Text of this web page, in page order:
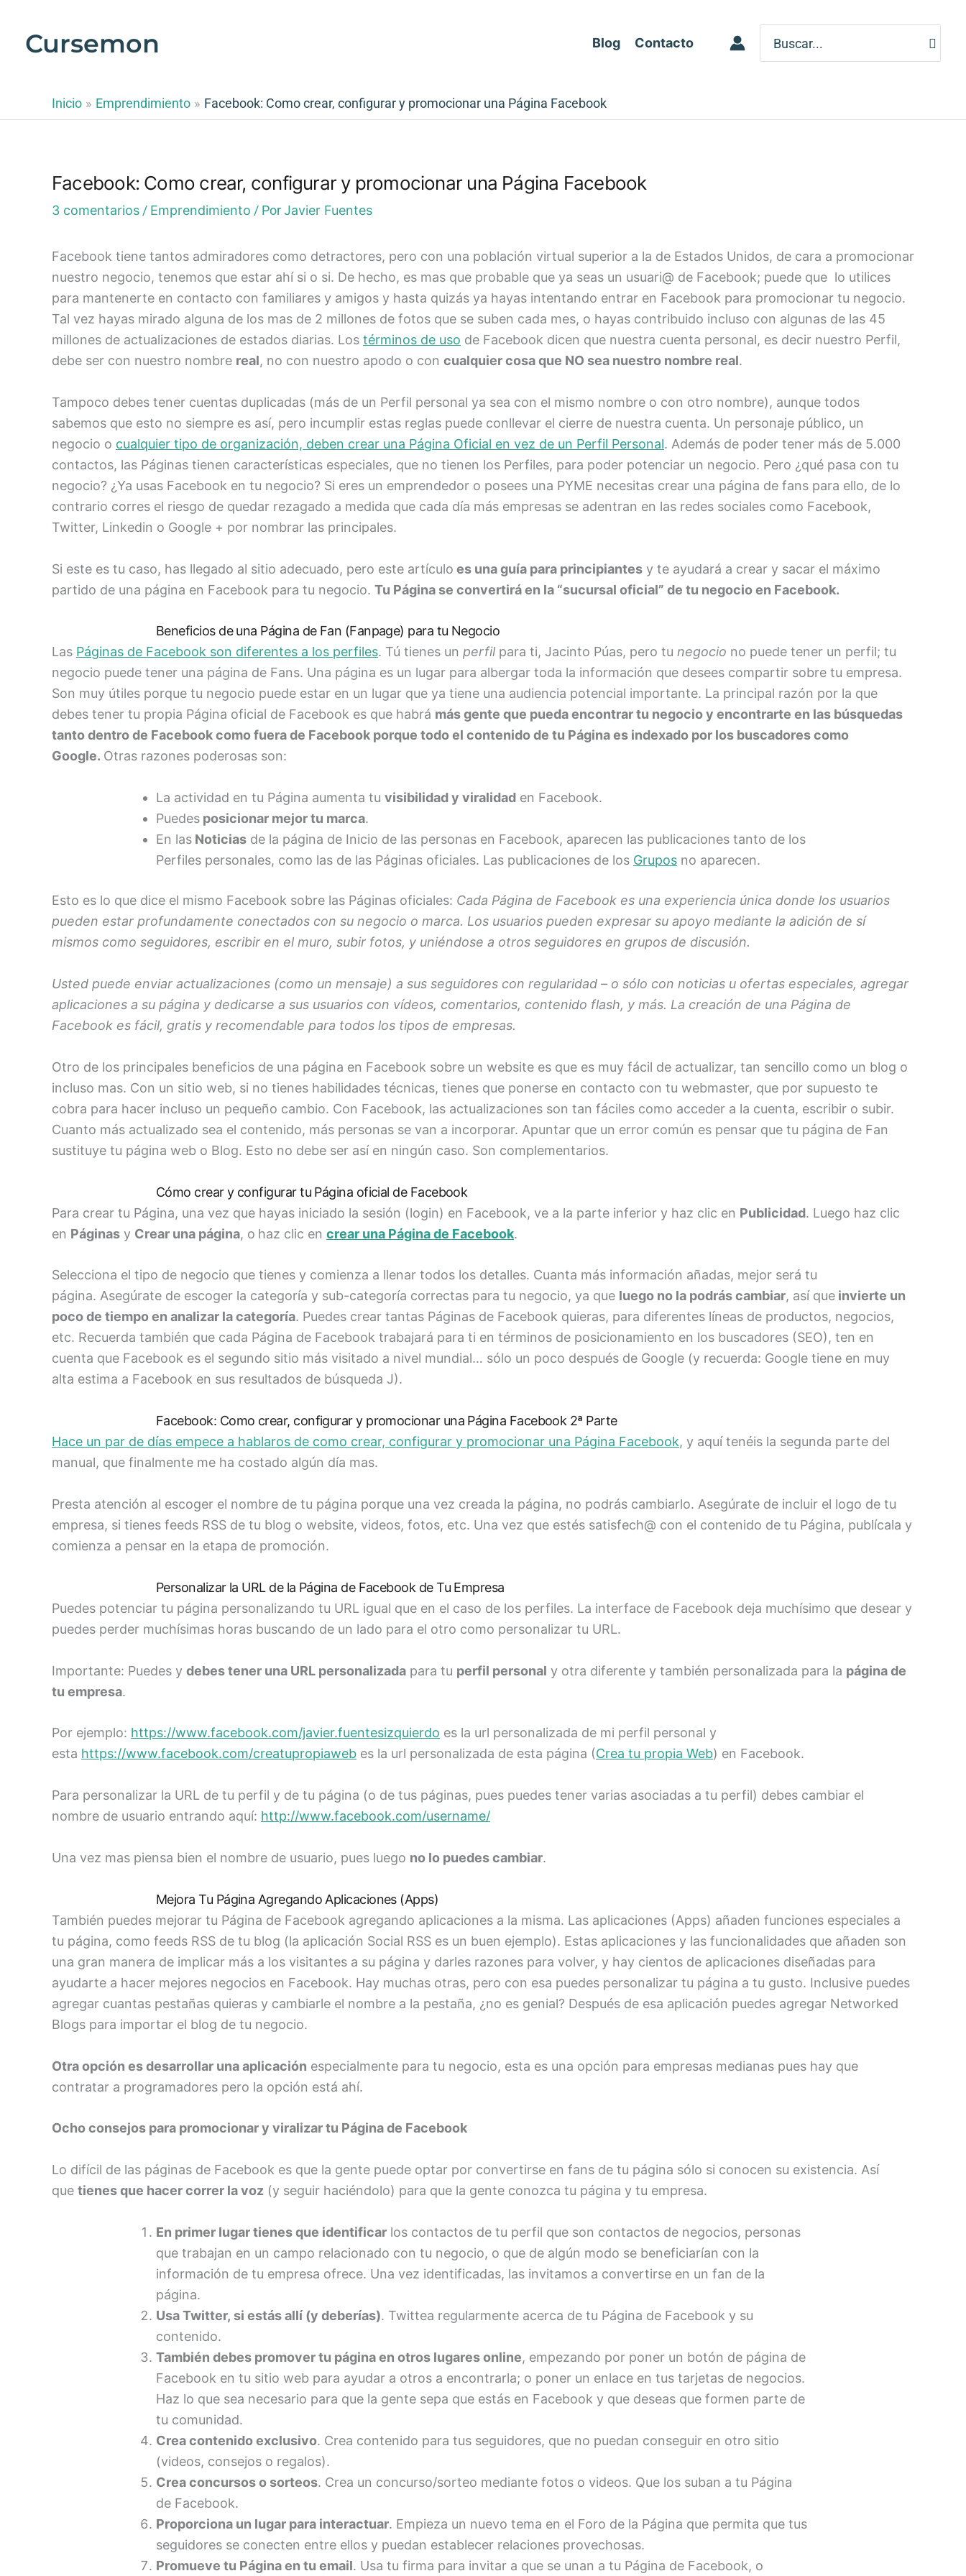
contenido
Cursemon Blog Contacto
for:
Inicio Emprendimiento Facebook: Como crear, configurar y promocionar una Página Facebook
Facebook: Como crear, configurar y promocionar una Página Facebook
3 comentarios / Emprendimiento / PorJavier Fuentes
Facebook tiene tantos admiradores como detractores, pero con una población virtual superior a la de Estados Unidos, de cara a promocionar
nuestro negocio, tenemos que estar ahí si o si. De hecho, es mas que probable que ya seas un usuari@ de Facebook; puede que lo utilices
para mantenerte en contacto con familiares y amigos y hasta quizás ya hayas intentando entrar en Facebook para promocionar tu negocio.
Tal vez hayas mirado alguna de los mas de 2 millones de fotos que se suben cada mes, o hayas contribuido incluso con algunas de las 45
millones de actualizaciones de estados diarias. Los términos de uso de Facebook dicen que nuestra cuenta personal, es decir nuestro Perfil,
debe ser con nuestro nombre real, no con nuestro apodo o con cualquier cosa que NO sea nuestro nombre real.
Tampoco debes tener cuentas duplicadas (más de un Perfil personal ya sea con el mismo nombre o con otro nombre), aunque todos
sabemos que esto no siempre es así, pero incumplir estas reglas puede conllevar el cierre de nuestra cuenta. Un personaje público, un
negocio o cualquier tipo de organización, deben crear una Página Oficial en vez de un Perfil Personal. Además de poder tener más de 5.000
contactos, las Páginas tienen características especiales, que no tienen los Perfiles, para poder potenciar un negocio. Pero ¿qué pasa con tu
negocio? ¿Ya usas Facebook en tu negocio? Si eres un emprendedor o posees una PYME necesitas crear una página de fans para ello, de lo
contrario corres el riesgo de quedar rezagado a medida que cada día más empresas se adentran en las redes sociales como Facebook,
Twitter, Linkedin o Google + por nombrar las principales.
Si este es tu caso, has llegado al sitio adecuado, pero este artículo es una guía para principiantes y te ayudará a crear y sacar el máximo
partido de una página en Facebook para tu negocio. Tu Página se convertirá en la “sucursal oficial” de tu negocio en Facebook.
Beneficios de una Página de Fan (Fanpage) para tu Negocio
Las Páginas de Facebook son diferentes a los perfiles. Tú tienes un perfil para ti, Jacinto Púas, pero tu negocio no puede tener un perfil; tu
negocio puede tener una página de Fans. Una página es un lugar para albergar toda la información que desees compartir sobre tu empresa.
Son muy útiles porque tu negocio puede estar en un lugar que ya tiene una audiencia potencial importante. La principal razón por la que
debes tener tu propia Página oficial de Facebook es que habrá más gente que pueda encontrar tu negocio y encontrarte en las búsquedas
tanto dentro de Facebook como fuera de Facebook porque todo el contenido de tu Página es indexado por los buscadores como
Google. Otras razones poderosas son:
La actividad en tu Página aumenta tu visibilidad y viralidad en Facebook.
Puedes posicionar mejor tu marca.
En las Noticias de la página de Inicio de las personas en Facebook, aparecen las publicaciones tanto de los
Perfiles personales, como las de las Páginas oficiales. Las publicaciones de los Grupos no aparecen.
Esto es lo que dice el mismo Facebook sobre las Páginas oficiales: Cada Página de Facebook es una experiencia única donde los usuarios
pueden estar profundamente conectados con su negocio o marca. Los usuarios pueden expresar su apoyo mediante la adición de sí
mismos como seguidores, escribir en el muro, subir fotos, y uniéndose a otros seguidores en grupos de discusión.
Usted puede enviar actualizaciones (como un mensaje) a sus seguidores con regularidad – o sólo con noticias u ofertas especiales, agregar
aplicaciones a su página y dedicarse a sus usuarios con vídeos, comentarios, contenido flash, y más. La creación de una Página de
Facebook es fácil, gratis y recomendable para todos los tipos de empresas.
Otro de los principales beneficios de una página en Facebook sobre un website es que es muy fácil de actualizar, tan sencillo como un blog o
incluso mas. Con un sitio web, si no tienes habilidades técnicas, tienes que ponerse en contacto con tu webmaster, que por supuesto te
cobra para hacer incluso un pequeño cambio. Con Facebook, las actualizaciones son tan fáciles como acceder a la cuenta, escribir o subir.
Cuanto más actualizado sea el contenido, más personas se van a incorporar. Apuntar que un error común es pensar que tu página de Fan
sustituye tu página web o Blog. Esto no debe ser así en ningún caso. Son complementarios.
Cómo crear y configurar tu Página oficial de Facebook
Para crear tu Página, una vez que hayas iniciado la sesión (login) en Facebook, ve a la parte inferior y haz clic en Publicidad. Luego haz clic
en Páginas y Crear una página, o haz clic en crear una Página de Facebook.
Selecciona el tipo de negocio que tienes y comienza a llenar todos los detalles. Cuanta más información añadas, mejor será tu
página. Asegúrate de escoger la categoría y sub-categoría correctas para tu negocio, ya que luego no la podrás cambiar, así que invierte un
poco de tiempo en analizar la categoría. Puedes crear tantas Páginas de Facebook quieras, para diferentes líneas de productos, negocios,
etc. Recuerda también que cada Página de Facebook trabajará para ti en términos de posicionamiento en los buscadores (SEO), ten en
cuenta que Facebook es el segundo sitio más visitado a nivel mundial… sólo un poco después de Google (y recuerda: Google tiene en muy
alta estima a Facebook en sus resultados de búsqueda J).
Facebook: Como crear, configurar y promocionar una Página Facebook 2ª Parte
Hace un par de días empece a hablaros de como crear, configurar y promocionar una Página Facebook, y aquí tenéis la segunda parte del
manual, que finalmente me ha costado algún día mas.
Presta atención al escoger el nombre de tu página porque una vez creada la página, no podrás cambiarlo. Asegúrate de incluir el logo de tu
empresa, si tienes feeds RSS de tu blog o website, videos, fotos, etc. Una vez que estés satisfech@ con el contenido de tu Página, publícala y
comienza a pensar en la etapa de promoción.
Personalizar la URL de la Página de Facebook de Tu Empresa
Puedes potenciar tu página personalizando tu URL igual que en el caso de los perfiles. La interface de Facebook deja muchísimo que desear y
puedes perder muchísimas horas buscando de un lado para el otro como personalizar tu URL.
Importante: Puedes y debes tener una URL personalizada para tu perfil personal y otra diferente y también personalizada para la página de
tu empresa.
Por ejemplo: https://www.facebook.com/javier.fuentesizquierdo es la url personalizada de mi perfil personal y
esta https://www.facebook.com/creatupropiaweb es la url personalizada de esta página (Crea tu propia Web) en Facebook.
Para personalizar la URL de tu perfil y de tu página (o de tus páginas, pues puedes tener varias asociadas a tu perfil) debes cambiar el
nombre de usuario entrando aquí: http://www.facebook.com/username/
Una vez mas piensa bien el nombre de usuario, pues luego no lo puedes cambiar.
Mejora Tu Página Agregando Aplicaciones (Apps)
También puedes mejorar tu Página de Facebook agregando aplicaciones a la misma. Las aplicaciones (Apps) añaden funciones especiales a
tu página, como feeds RSS de tu blog (la aplicación Social RSS es un buen ejemplo). Estas aplicaciones y las funcionalidades que añaden son
una gran manera de implicar más a los visitantes a su página y darles razones para volver, y hay cientos de aplicaciones diseñadas para
ayudarte a hacer mejores negocios en Facebook. Hay muchas otras, pero con esa puedes personalizar tu página a tu gusto. Inclusive puedes
agregar cuantas pestañas quieras y cambiarle el nombre a la pestaña, ¿no es genial? Después de esa aplicación puedes agregar Networked
Blogs para importar el blog de tu negocio.
Otra opción es desarrollar una aplicación especialmente para tu negocio, esta es una opción para empresas medianas pues hay que
contratar a programadores pero la opción está ahí.
Ocho consejos para promocionar y viralizar tu Página de Facebook
Lo difícil de las páginas de Facebook es que la gente puede optar por convertirse en fans de tu página sólo si conocen su existencia. Así
que tienes que hacer correr la voz (y seguir haciéndolo) para que la gente conozca tu página y tu empresa.
En primer lugar tienes que identificar los contactos de tu perfil que son contactos de negocios, personas
que trabajan en un campo relacionado con tu negocio, o que de algún modo se beneficiarían con la
información de tu empresa ofrece. Una vez identificadas, las invitamos a convertirse en un fan de la
página.
Usa Twitter, si estás allí (y deberías). Twittea regularmente acerca de tu Página de Facebook y su
contenido.
También debes promover tu página en otros lugares online, empezando por poner un botón de página de
Facebook en tu sitio web para ayudar a otros a encontrarla; o poner un enlace en tus tarjetas de negocios.
Haz lo que sea necesario para que la gente sepa que estás en Facebook y que deseas que formen parte de
tu comunidad.
Crea contenido exclusivo. Crea contenido para tus seguidores, que no puedan conseguir en otro sitio
(videos, consejos o regalos).
Crea concursos o sorteos. Crea un concurso/sorteo mediante fotos o videos. Que los suban a tu Página
de Facebook.
Proporciona un lugar para interactuar. Empieza un nuevo tema en el Foro de la Página que permita que tus
seguidores se conecten entre ellos y puedan establecer relaciones provechosas.
Promueve tu Página en tu email. Usa tu firma para invitar a que se unan a tu Página de Facebook, o